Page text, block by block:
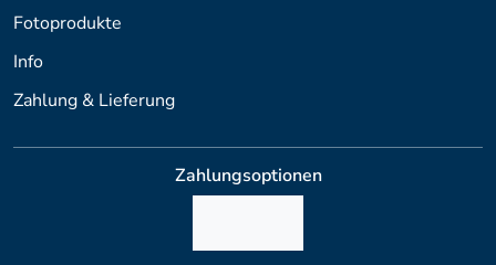
Fotoprodukte
Info
Zahlung & Lieferung
Zahlungsoptionen